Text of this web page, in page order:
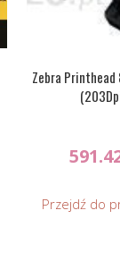
Zebra
Przejdź do